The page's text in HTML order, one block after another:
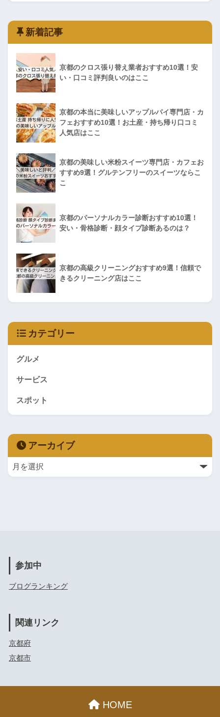
新着記事
京都のクロス張り替え業者おすすめ10選！安
い・口コミ評判良いのはここ
京都の本当に美味しいアップルパイ専門店・カ
フェおすすめ10選！お土産・持ち帰り口コミ
人気店はここ
京都の美味しい米粉スイーツ専門店・カフェお
すすめ9選！グルテンフリーのスイーツならこ
こ
京都のパーソナルカラー診断おすすめ10選！
安い・骨格診断・顔タイプ診断あるのは？
京都の高級クリーニングおすすめ9選！信頼で
きるクリーニング店はここ
カテゴリー
グルメ
サービス
スポット
アーカイブ
参加中
ブログランキング
関連リンク
京都府
京都市
HOME